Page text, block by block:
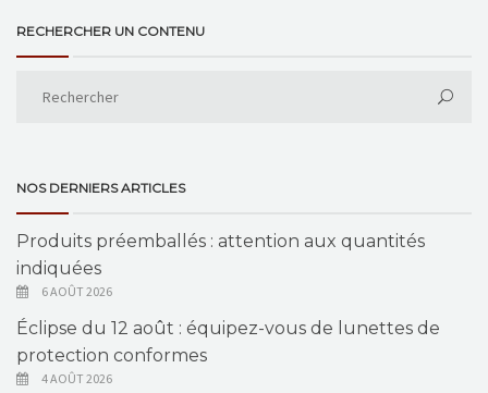
RECHERCHER UN CONTENU
NOS DERNIERS ARTICLES
Produits préemballés : attention aux quantités
indiquées
6 AOÛT 2026
Éclipse du 12 août : équipez-vous de lunettes de
protection conformes
4 AOÛT 2026